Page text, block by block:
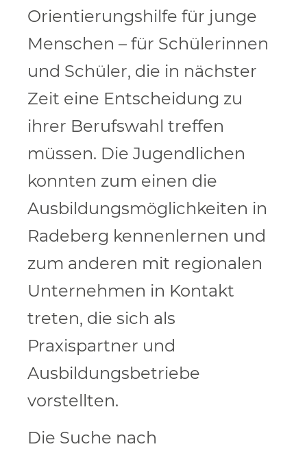
Orientierungshilfe für junge
Menschen – für Schülerinnen
und Schüler, die in nächster
Zeit eine Entscheidung zu
ihrer Berufswahl treffen
müssen. Die Jugendlichen
konnten zum einen die
Ausbildungsmöglichkeiten in
Radeberg kennenlernen und
zum anderen mit regionalen
Unternehmen in Kontakt
treten, die sich als
Praxispartner und
Ausbildungsbetriebe
vorstellten.
Die Suche nach